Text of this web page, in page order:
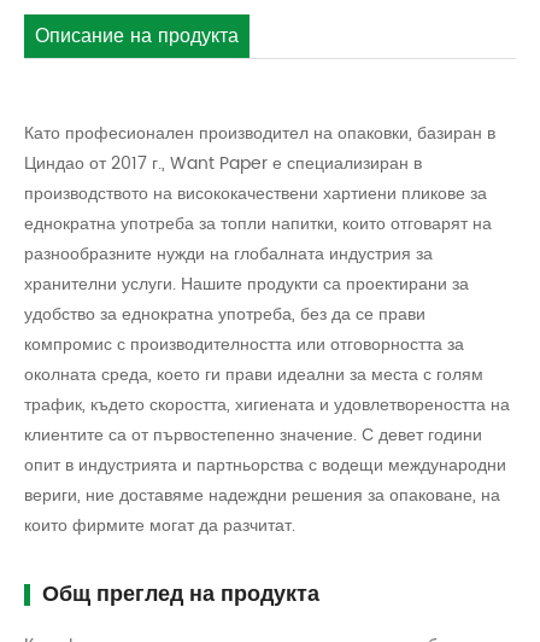
Описание на продукта
Като професионален производител на опаковки, базиран в
Циндао от 2017 г., Want Paper е специализиран в
производството на висококачествени хартиени пликове за
еднократна употреба за топли напитки, които отговарят на
разнообразните нужди на глобалната индустрия за
хранителни услуги. Нашите продукти са проектирани за
удобство за еднократна употреба, без да се прави
компромис с производителността или отговорността за
околната среда, което ги прави идеални за места с голям
трафик, където скоростта, хигиената и удовлетвореността на
клиентите са от първостепенно значение. С девет години
опит в индустрията и партньорства с водещи международни
вериги, ние доставяме надеждни решения за опаковане, на
които фирмите могат да разчитат.
Общ преглед на продукта